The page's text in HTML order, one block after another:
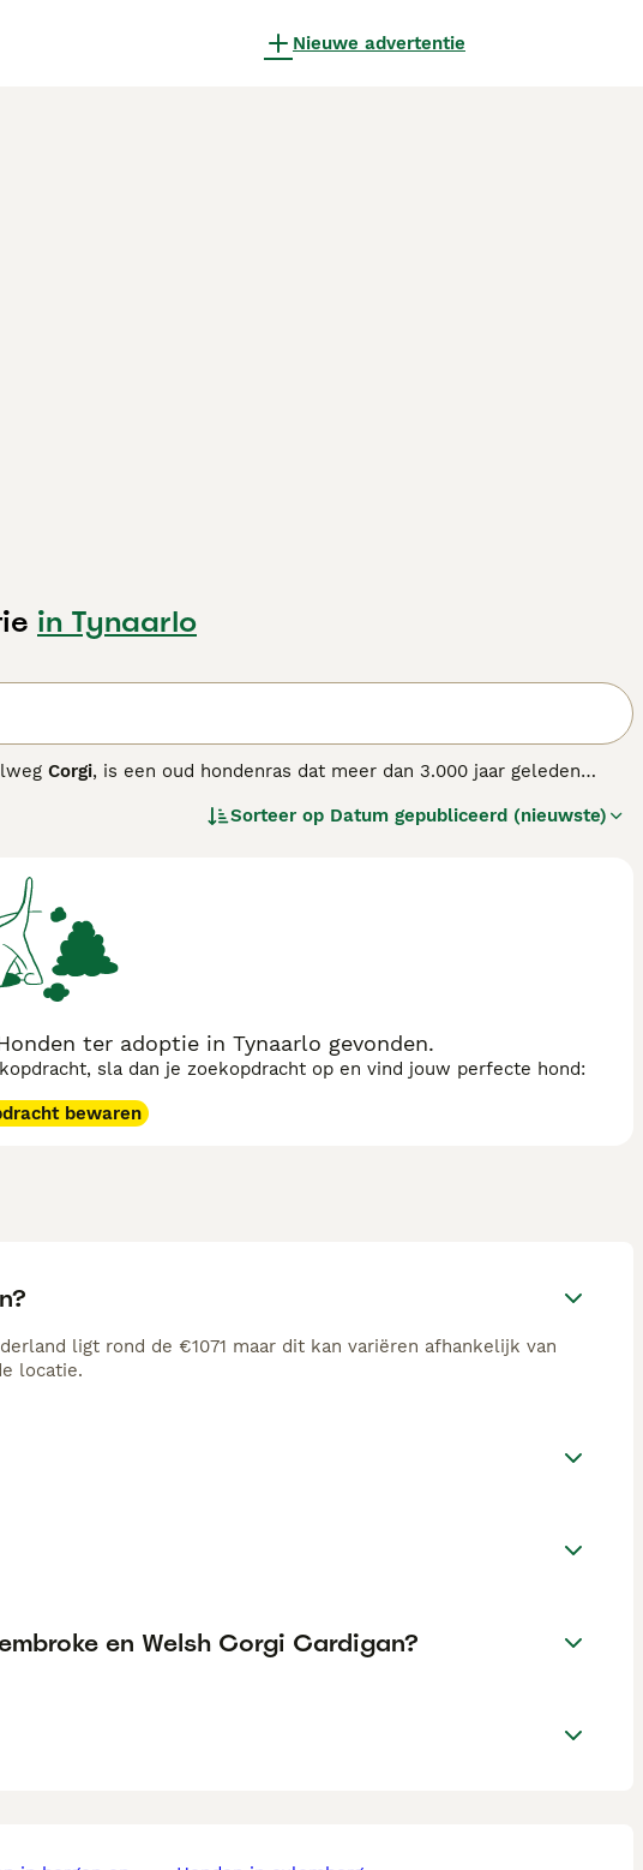
Nieuwe advertentie
in Tynaarlo
Corgi, is een oud hondenras dat meer dan 3.000 jaar geleden
staart die het onderscheidt van zijn familielid, de Pembroke Welsh
hebben een actief karakter en hebben voldoende beweging en
of eigenaren die tijd investeren in training en spel. Als gevolg
verzorging en een gezonde levensstijl vereist. Wie op zoek is naar
metgezel vinden.
Sorteer op Datum gepubliceerd (nieuwste)
ter adoptie in Tynaarlo gevonden.
sla dan je zoekopdracht op en vind jouw perfecte hond:
bewaren
ligt rond de €1071 maar dit kan variëren afhankelijk van
locatie.
en Welsh Corgi Cardigan?